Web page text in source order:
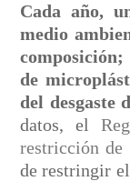
Cada año,
medio
composición;
de
del desgaste
datos, el
restricción de
de restringir